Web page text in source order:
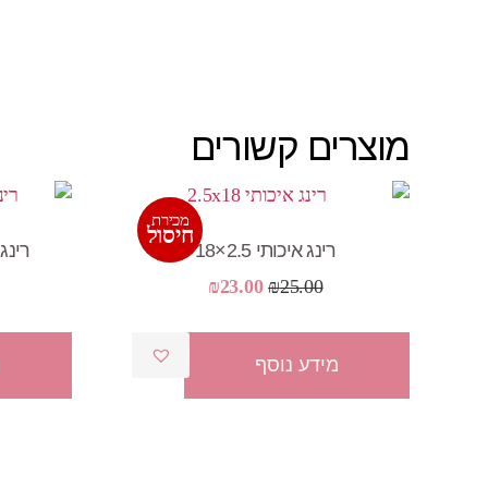
מוצרים קשורים
מכירת
חיסול
מבצע!
רינג איכותי 2.5×18
₪25.00
המחיר
₪25.00.
₪23.00
הוא:
₪23.00.
מידע נוסף
רינג